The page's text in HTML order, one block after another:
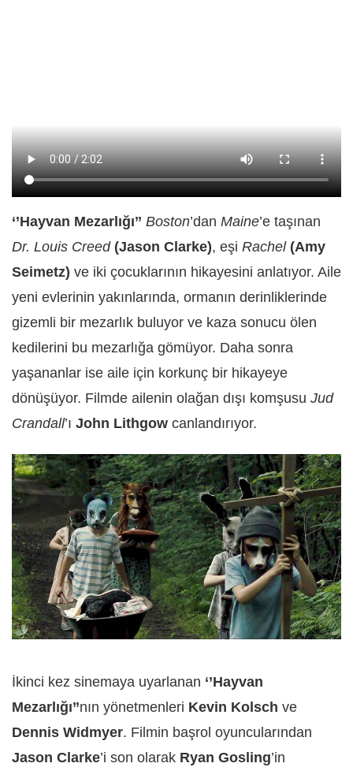
‘’Hayvan Mezarlığı’’ Boston’dan Maine’e taşınan
Dr. Louis Creed (Jason Clarke), eşi Rachel (Amy
Seimetz) ve iki çocuklarının hikayesini anlatıyor. Aile
yeni evlerinin yakınlarında, ormanın derinliklerinde
gizemli bir mezarlık buluyor ve kaza sonucu ölen
kedilerini bu mezarlığa gömüyor. Daha sonra
yaşananlar ise aile için korkunç bir hikayeye
dönüşüyor. Filmde ailenin olağan dışı komşusu Jud
Crandall’ı John Lithgow canlandırıyor.
İkinci kez sinemaya uyarlanan ‘’Hayvan
Mezarlığı’’nın yönetmenleri Kevin Kolsch ve
Dennis Widmyer. Filmin başrol oyuncularından
Jason Clarke’i son olarak Ryan Gosling’in